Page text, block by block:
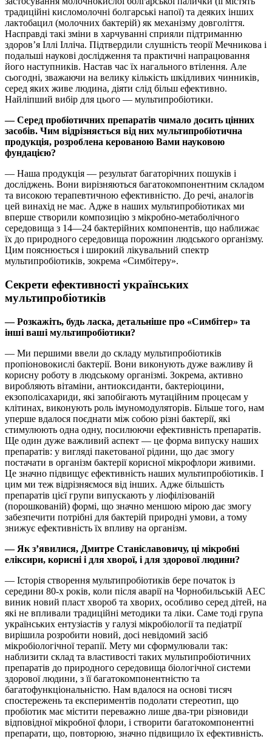
традиційні кисломолочні болгарські напої) та деяких інших
лактобацил (молочних бактерій) як механізму довголіття.
Насправді такі зміни в харчуванні сприяли підтриманню
здоров’я Іллі Ілліча. Підтвердили слушність теорії Мечникова і
подальші наукові дослідження та практичні напрацювання
його наступників. Настав час їх нагального втілення. Але
сьогодні, зважаючи на велику кількість шкідливих чинників,
серед яких живе людина, діяти слід більш ефективно.
Найліпший вибір для цього — мультипробіотики.
— Серед пробіотичних препаратів чимало досить цінних
засобів. Чим відрізняється від них мультипробіотична
продукція, розроблена керованою Вами науковою
фундацією?
— Наша продукція — результат багаторічних пошуків і
досліджень. Вони вирізняються багатокомпонентним складом
та високою терапевтичною ефективністю. До речі, аналогів
цей винахід не має. Адже в наших мультипробіотиках ми
вперше створили композицію з мікробно-метаболічного
середовища з 14—24 бактерійних компонентів, що наближає
їх до природного середовища порожнин людського організму.
Цим пояснюється і широкий лікувальний спектр
мультипробіотиків, зокрема «Симбітеру».
Секрети ефективності українських
мультипробіотиків
— Розкажіть, будь ласка, детальніше про «Симбітер» та
інші ваші мультипробіотики?
— Ми першими ввели до складу мультипробіотиків
пропіоновокислі бактерії. Вони виконують дуже важливу й
корисну роботу в людському організмі. Зокрема, активно
виробляють вітаміни, антиоксиданти, бактеріоцини,
екзополісахариди, які запобігають мутаційним процесам у
клітинах, виконують роль імуномодуляторів. Більше того, нам
уперше вдалося поєднати між собою різні бактерії, які
стимулюють одна одну, посилюючи ефективність препаратів.
Ще один дуже важливий аспект — це форма випуску наших
препаратів: у вигляді пакетованої рідини, що дає змогу
постачати в організм бактерії корисної мікрофлори живими.
Це значно підвищує ефективність наших мультипробіотиків. І
цим ми теж відрізняємося від інших. Адже більшість
препаратів цієї групи випускають у ліофілізованій
(порошкованій) формі, що значно меншою мірою дає змогу
забезпечити потрібні для бактерій природні умови, а тому
знижує ефективність їх впливу на організм.
— Як з’явилися, Дмитре Станіславовичу, ці мікробні
еліксири, корисні і для хворої, і для здорової людини?
— Історія створення мультипробіотиків бере початок із
середини 80-х років, коли після аварії на Чорнобильській АЕС
виник новий пласт хвороб та хворих, особливо серед дітей, на
які не впливали традиційні методики та ліки. Саме тоді група
українських ентузіастів у галузі мікробіології та педіатрії
вирішила розробити новий, досі невідомий засіб
мікробіологічної терапії. Мету ми сформулювали так:
наблизити склад та властивості таких мультипробіотичних
препаратів до природного середовища біологічної системи
здорової людини, з її багатокомпонентністю та
багатофункціональністю. Нам вдалося на основі тисяч
спостережень та експериментів подолати стереотип, що
пробіотик має містити переважно лише два-три різновиди
відповідної мікробної флори, і створити багатокомпонентні
препарати, що, повторюю, значно підвищило їх ефективність.